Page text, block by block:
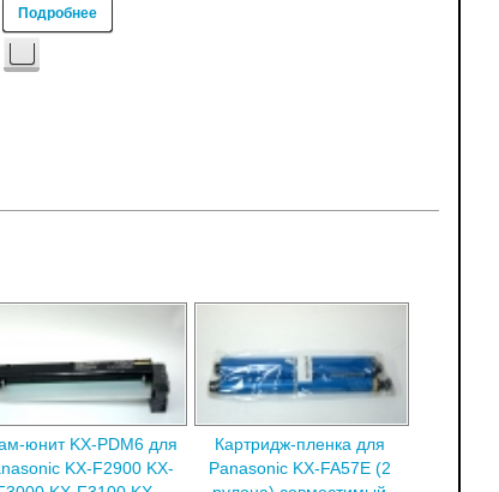
Подробнее
юнит KX-PDM6 для
KX-F2900 KX-
Картридж-пленка для
Panasonic KX-FA57E (2